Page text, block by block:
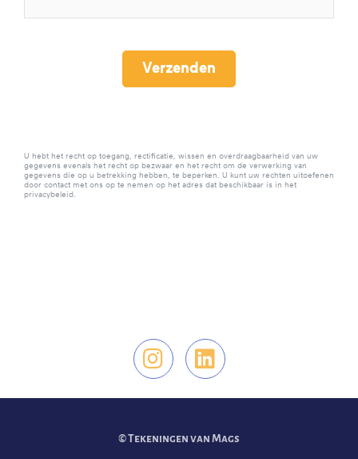
Verzenden
U hebt het recht op toegang, rectificatie, wissen en overdraagbaarheid van uw
gegevens evenals het recht op bezwaar en het recht om de verwerking van
gegevens die op u betrekking hebben, te beperken. U kunt uw rechten uitoefenen
door contact met ons op te nemen op het adres dat beschikbaar is in het
privacybeleid.
Vind ons op
Vind ons op
© Tekeningen van Mags